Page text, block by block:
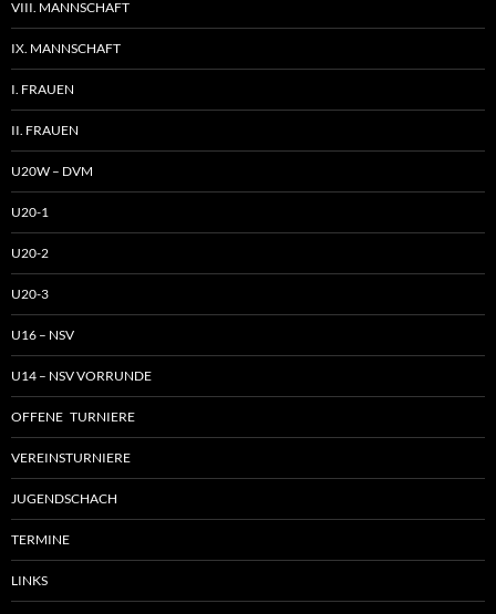
VIII. MANNSCHAFT
IX. MANNSCHAFT
I. FRAUEN
II. FRAUEN
U20W – DVM
U20-1
U20-2
U20-3
U16 – NSV
U14 – NSV VORRUNDE
OFFENE TURNIERE
VEREINSTURNIERE
JUGENDSCHACH
TERMINE
LINKS